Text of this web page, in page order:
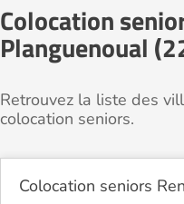
Colocation
Planguenoual
Retrouvez la liste des
colocation seniors.
Colocation seniors